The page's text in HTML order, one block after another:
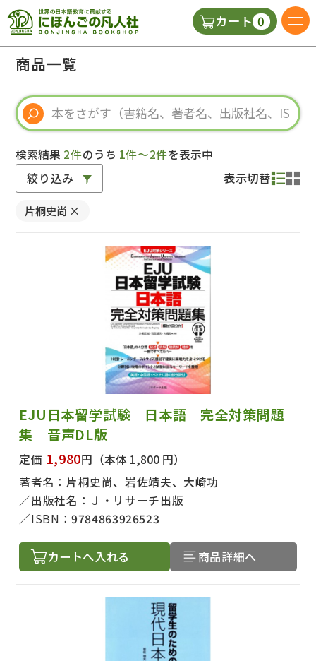
カート 0
視聴覚・補助教材
教師用参考書
商品一覧
検索結果 2件のうち 1件～2件を表示中
絞り込み 表示切替
片桐史尚 ×
EJU日本留学試験 日本語 完全対策問題
集 音声DL版
定価 1,980円 （本体 1,800 円）
著者名： 片桐史尚、岩佐靖夫、大崎功
出版社名： Ｊ・リサーチ出版
ISBN：9784863926523
カートへ入れる 商品詳細へ